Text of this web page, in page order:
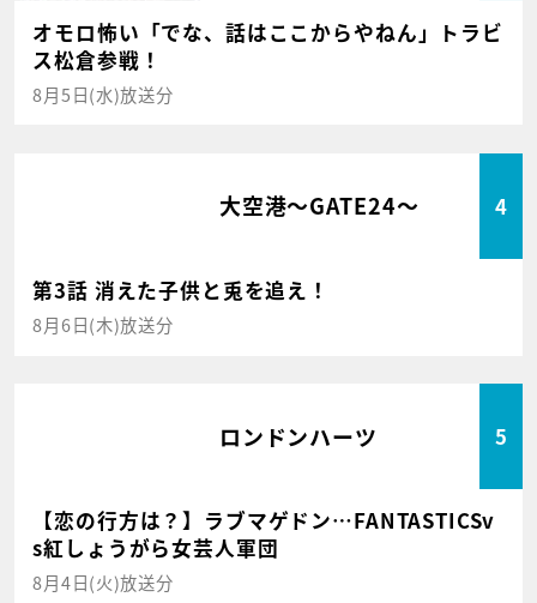
オモロ怖い「でな、話はここからやねん」トラビ
ス松倉参戦！
8月5日(水)放送分
大空港～GATE24～ 4
第3話 消えた子供と兎を追え！
8月6日(木)放送分
ロンドンハーツ 5
【恋の行方は？】ラブマゲドン…FANTASTICSv
s紅しょうがら女芸人軍団
8月4日(火)放送分